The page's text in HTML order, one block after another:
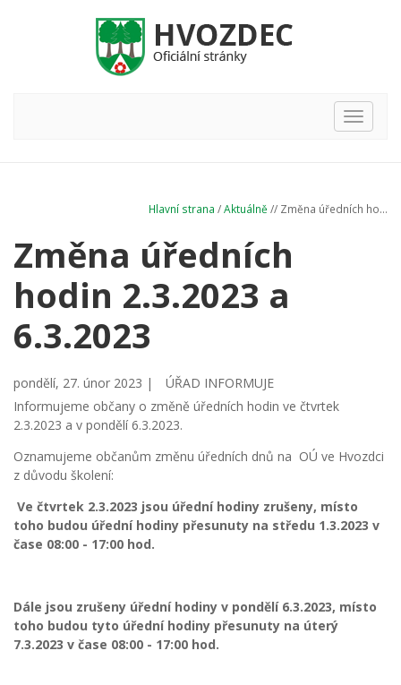
Hlavní
nabídka
Hlavní strana /Aktuálně // Změna úředních ho...
Změna úředních
hodin 2.3.2023 a
6.3.2023
pondělí, 27. únor 2023 |
ÚŘAD INFORMUJE
Informujeme občany o změně úředních hodin ve čtvrtek
2.3.2023 a v pondělí 6.3.2023.
Oznamujeme občanům změnu úředních dnů na OÚ ve Hvozdci
z důvodu školení:
Ve čtvrtek 2.3.2023 jsou úřední hodiny zrušeny, místo
toho budou úřední hodiny přesunuty na středu 1.3.2023 v
čase 08:00 - 17:00 hod.
Dále jsou zrušeny úřední hodiny v pondělí 6.3.2023, místo
toho budou tyto úřední hodiny přesunuty na úterý
7.3.2023 v čase 08:00 - 17:00 hod.